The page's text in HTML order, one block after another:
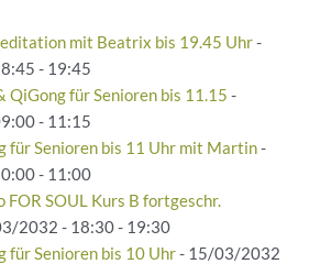
mit Beatrix bis 19.45 Uhr-
- 19:45
QiGong für Senioren bis 11.15 -
- 11:15
für Senioren bis 11 Uhr mit Martin-
- 11:00
FOR SOUL Kurs B fortgeschr.
2032 - 18:30 - 19:30
für Senioren bis 10 Uhr- 15/03/2032